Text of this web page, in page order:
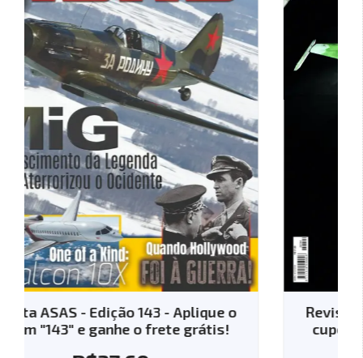
o
Revista ASAS - Edição 144 - Aplique
cupom "144" e ganhe o frete